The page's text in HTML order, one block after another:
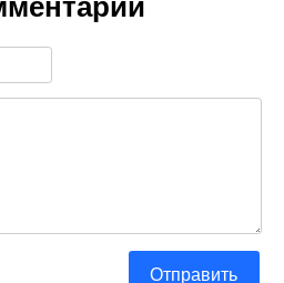
Отправить